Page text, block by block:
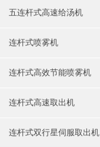
五连杆式高速给汤机
连杆式喷雾机
连杆式高效节能喷雾机
连杆式高速取出机
连杆式双行星伺服取出机